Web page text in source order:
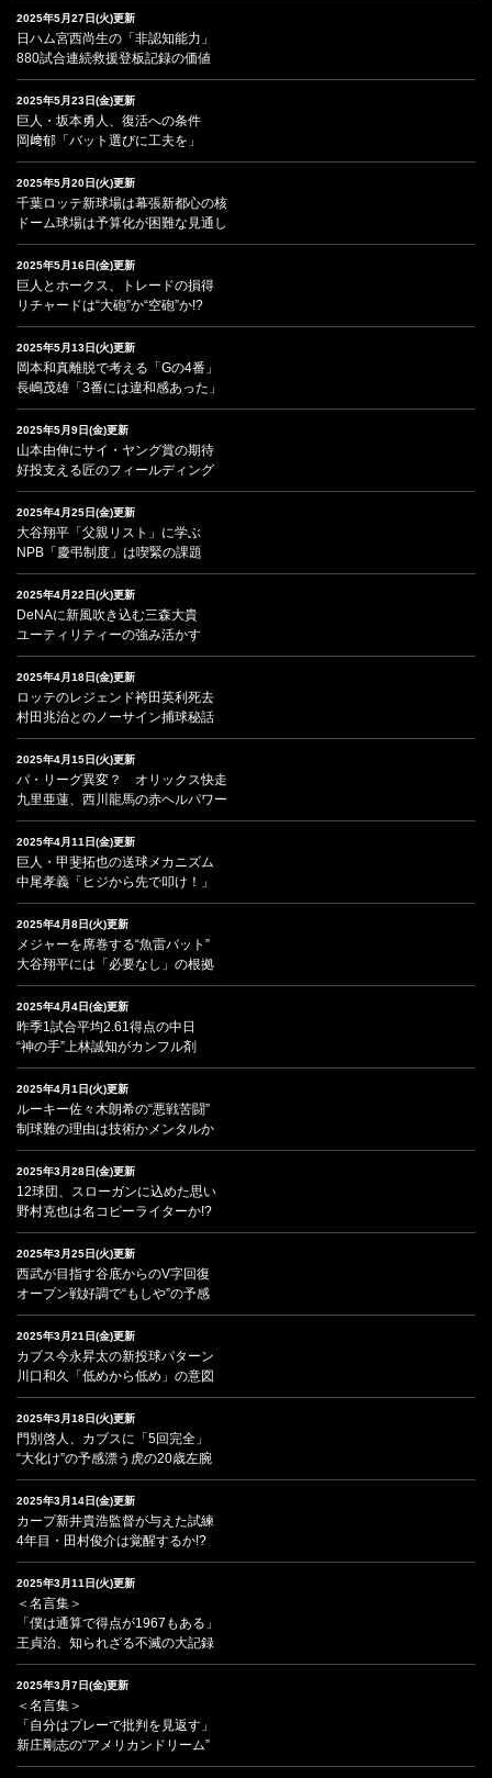
2025年5月27日(火)更新
日ハム宮西尚生の「非認知能力」
880試合連続救援登板記録の価値
2025年5月23日(金)更新
巨人・坂本勇人、復活への条件
岡﨑郁「バット選びに工夫を」
2025年5月20日(火)更新
千葉ロッテ新球場は幕張新都心の核
ドーム球場は予算化が困難な見通し
2025年5月16日(金)更新
巨人とホークス、トレードの損得
リチャードは“大砲”か“空砲”か!?
2025年5月13日(火)更新
岡本和真離脱で考える「Gの4番」
長嶋茂雄「3番には違和感あった」
2025年5月9日(金)更新
山本由伸にサイ・ヤング賞の期待
好投支える匠のフィールディング
2025年4月25日(金)更新
大谷翔平「父親リスト」に学ぶ
NPB「慶弔制度」は喫緊の課題
2025年4月22日(火)更新
DeNAに新風吹き込む三森大貴
ユーティリティーの強み活かす
2025年4月18日(金)更新
ロッテのレジェンド袴田英利死去
村田兆治とのノーサイン捕球秘話
2025年4月15日(火)更新
パ・リーグ異変？ オリックス快走
九里亜蓮、西川龍馬の赤ヘルパワー
2025年4月11日(金)更新
巨人・甲斐拓也の送球メカニズム
中尾孝義「ヒジから先で叩け！」
2025年4月8日(火)更新
メジャーを席巻する“魚雷バット”
大谷翔平には「必要なし」の根拠
2025年4月4日(金)更新
昨季1試合平均2.61得点の中日
“神の手”上林誠知がカンフル剤
2025年4月1日(火)更新
ルーキー佐々木朗希の“悪戦苦闘”
制球難の理由は技術かメンタルか
2025年3月28日(金)更新
12球団、スローガンに込めた思い
野村克也は名コピーライターか!?
2025年3月25日(火)更新
西武が目指す谷底からのV字回復
オープン戦好調で“もしや”の予感
2025年3月21日(金)更新
カブス今永昇太の新投球パターン
川口和久「低めから低め」の意図
2025年3月18日(火)更新
門別啓人、カブスに「5回完全」
“大化け”の予感漂う虎の20歳左腕
2025年3月14日(金)更新
カープ新井貴浩監督が与えた試練
4年目・田村俊介は覚醒するか!?
2025年3月11日(火)更新
＜名言集＞
「僕は通算で得点が1967もある」
王貞治、知られざる不滅の大記録
2025年3月7日(金)更新
＜名言集＞
「自分はプレーで批判を見返す」
新庄剛志の“アメリカンドリーム”